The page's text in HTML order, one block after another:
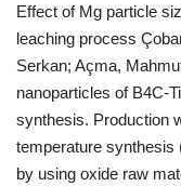
Yazılım Dilleri
Makaleler
Programlar
Effect of Mg particle
leaching process
Serkan; Açma,
nanoparticles of B4C-
synthesis. Production
temperature synthesis
by using oxide raw